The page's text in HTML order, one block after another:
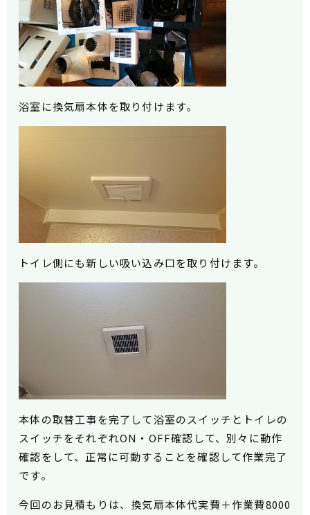
浴室に換気扇本体を取り付けます。
トイレ側にも新しい吸い込み口を取り付けます。
本体の取替工事を完了して浴室のスイッチとトイレの
スイッチをそれぞれON・OFF確認して、別々に動作
確認をして、正常に可動することを確認して作業完了
です。
今回のお見積もりは、換気扇本体代実費＋作業費8000